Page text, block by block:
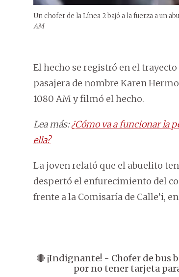
Un chofer de la Línea 2 bajó a la fuerza a un
AM
El hecho se registró en el
pasajera de nombre Karen
1080 AM y filmó el hecho.
Lea más:¿Cómo va a funcionar la
ella?
La joven relató que el abuelito
despertó el enfurecimiento del
frente a la Comisaría de Calle’i,
🔴 ¡Indignante! - Chofer de bus
por no tener tarjeta